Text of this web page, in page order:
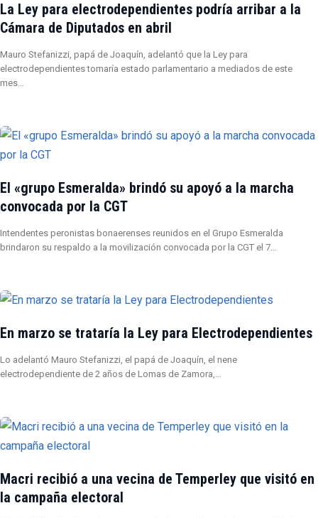
La Ley para electrodependientes podría arribar a la
Cámara de Diputados en abril
Mauro Stefanizzi, papá de Joaquín, adelantó que la Ley para
electrodependientes tomaría estado parlamentario a mediados de este
mes…
El «grupo Esmeralda» brindó su apoyó a la marcha
convocada por la CGT
Intendentes peronistas bonaerenses reunidos en el Grupo Esmeralda
brindaron su respaldo a la movilización convocada por la CGT el 7…
En marzo se trataría la Ley para Electrodependientes
Lo adelantó Mauro Stefanizzi, el papá de Joaquín, el nene
electrodependiente de 2 años de Lomas de Zamora,…
Macri recibió a una vecina de Temperley que visitó en
la campaña electoral